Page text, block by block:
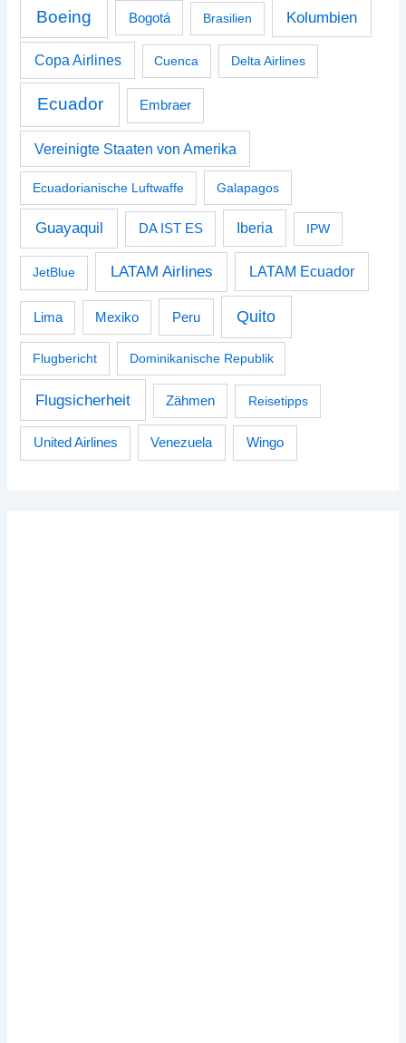
Boeing Bogotá Brasilien Kolumbien
Copa Airlines Cuenca Delta Airlines
Ecuador Embraer
Vereinigte Staaten von Amerika
Ecuadorianische Luftwaffe Galapagos
Guayaquil DA IST ES Iberia IPW
JetBlue LATAM Airlines LATAM Ecuador
Lima Mexiko Peru Quito
Flugbericht Dominikanische Republik
Flugsicherheit Zähmen Reisetipps
United Airlines Venezuela Wingo